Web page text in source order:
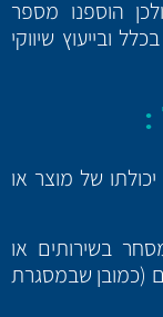
הוספנו מספר
ובייעוץ שיווקי
:
של מוצר או
בשירותים או
(כמובן שבמסגרת